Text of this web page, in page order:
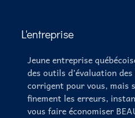
L'entreprise
Jeune entreprise
des outils d’évaluation
corrigent pour vous, mais
finement les erreurs,
vous faire économiser